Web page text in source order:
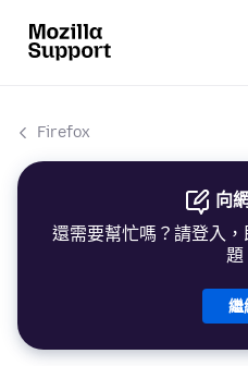
Firefox
向
還需要幫忙嗎？請登入
題
繼